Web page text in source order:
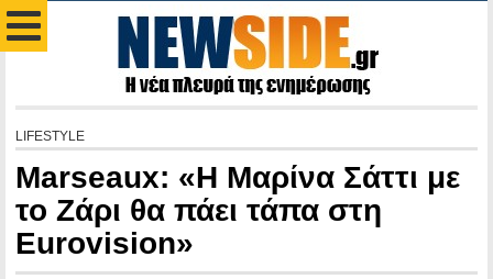
LIFESTYLE
Marseaux: «Η Μαρίνα Σάττι με
το Ζάρι θα πάει τάπα στη
Eurovision»